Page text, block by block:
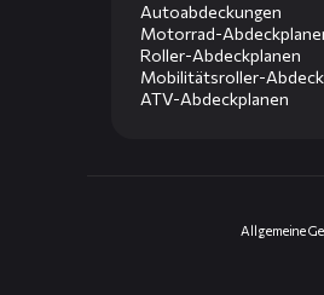
Autoabdeckungen
Motorrad-
Roller-Abdeckplanen
Mobilitätsroller-
ATV-Abdeckplanen
Allgemeine